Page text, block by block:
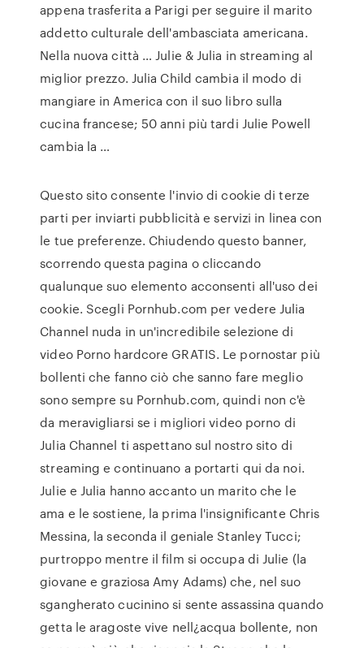
appena trasferita a Parigi per seguire il marito
addetto culturale dell'ambasciata americana.
Nella nuova città … Julie & Julia in streaming al
miglior prezzo. Julia Child cambia il modo di
mangiare in America con il suo libro sulla
cucina francese; 50 anni più tardi Julie Powell
cambia la …
Questo sito consente l'invio di cookie di terze
parti per inviarti pubblicità e servizi in linea con
le tue preferenze. Chiudendo questo banner,
scorrendo questa pagina o cliccando
qualunque suo elemento acconsenti all'uso dei
cookie. Scegli Pornhub.com per vedere Julia
Channel nuda in un'incredibile selezione di
video Porno hardcore GRATIS. Le pornostar più
bollenti che fanno ciò che sanno fare meglio
sono sempre su Pornhub.com, quindi non c'è
da meravigliarsi se i migliori video porno di
Julia Channel ti aspettano sul nostro sito di
streaming e continuano a portarti qui da noi.
Julie e Julia hanno accanto un marito che le
ama e le sostiene, la prima l'insignificante Chris
Messina, la seconda il geniale Stanley Tucci;
purtroppo mentre il film si occupa di Julie (la
giovane e graziosa Amy Adams) che, nel suo
sgangherato cucinino si sente assassina quando
getta le aragoste vive nell¿acqua bollente, non